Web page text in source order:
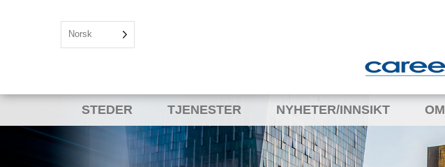
Norsk
STEDER TJENESTER NYHETER/INNSIKT OM